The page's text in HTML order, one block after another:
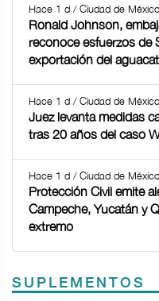
Hace 1 d / Ciudad de México
Ronald Johnson,
reconoce esfuerzos de
exportación del
Hace 1 d / Ciudad de México
Juez levanta medidas
tras 20 años del caso
Hace 1 d / Ciudad de México
Protección Civil emite
Campeche, Yucatán y
extremo
SUPLEMENTOS